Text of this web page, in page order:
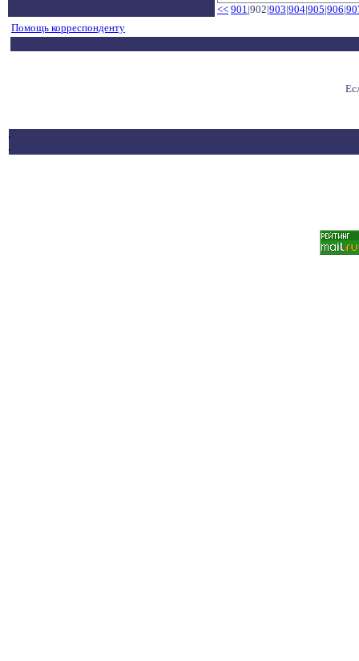
<< 901|902|903|904|905|906|
Помощь корреспонденту